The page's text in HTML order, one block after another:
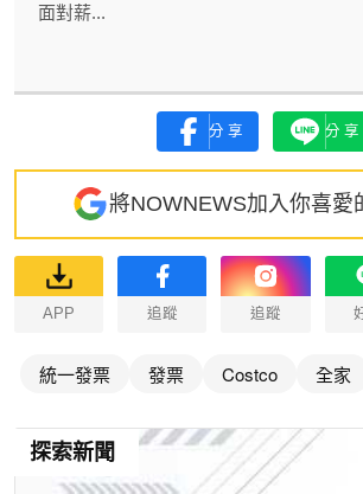
面對薪...
分享 分享
將NOWNEWS加入你喜愛
APP 追蹤 追蹤
統一發票 發票 Costco 全家
探索新聞